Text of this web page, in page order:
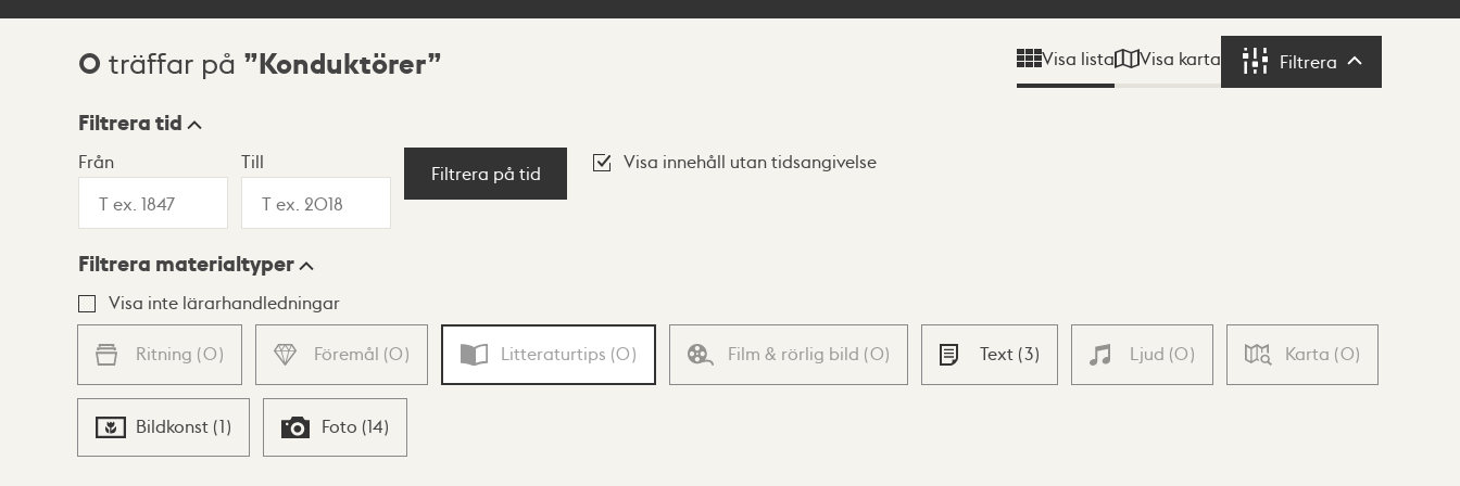
Sökresultat
0 träffar på Konduktörer Visa lista Visa karta Filtrera Filtrera
Visningsläge
Lista Karta
Filtrera tid
Från Till
Filtrera på tid
Visa innehåll utan tidsangivelse
Filtrera materialtyper
Visa inte lärarhandledningar
Ritning (0) Föremål (0) Litteraturtips (0) Film & rörlig bild (0) Text (3) Ljud (0) Karta (0)
Bildkonst (1) Foto (14)